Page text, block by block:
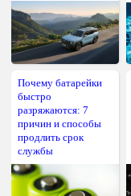
Почему батарейки
быстро
разряжаются: 7
причин и способы
продлить срок
службы